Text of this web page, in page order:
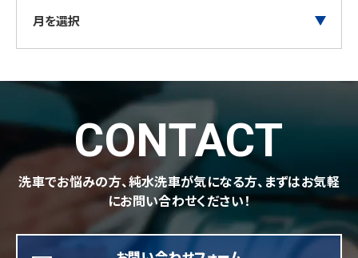
CONTACT
洗車でお悩みの方、純水洗車が気になる方、まずはお気軽
にお問い合わせください！